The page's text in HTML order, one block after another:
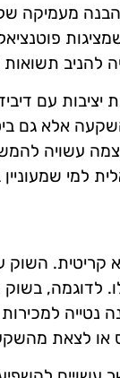
מעמיקה
להניב תשואות
עם
אלא גם
עשויה
למי
השוק
לדוגמה, בשוק
נטייה
או לצאת